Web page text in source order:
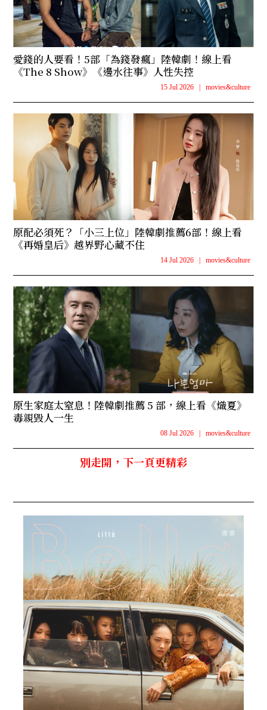
愛錢的人要看！5部「為錢發瘋」陸韓劇！線上看
《The 8 Show》《邊水往事》人性失控
15 Jul 2026 movies&culture
原配必須死？「小三上位」陸韓劇推薦6部！線上看
《再婚皇后》越界野心藏不住
14 Jul 2026 movies&culture
原生家庭太窒息！陸韓劇推薦 5 部，線上看《熾夏》
毒親毀人一生
08 Jul 2026 movies&culture
別走開，下一頁更精彩